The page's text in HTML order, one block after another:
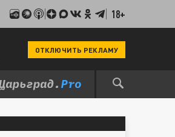
18+
ОТКЛЮЧИТЬ РЕКЛАМУ